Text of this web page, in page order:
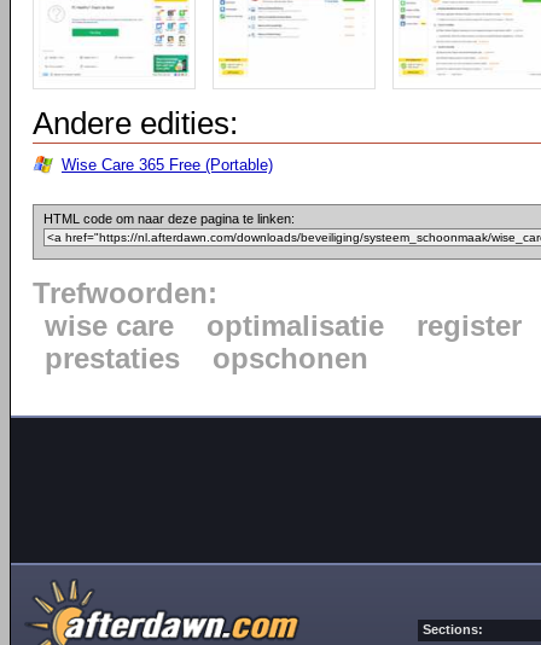
Andere edities:
Wise Care 365 Free (Portable)
HTML code om naar deze pagina te linken:
Trefwoorden:
wise care
optimalisatie
register
prestaties
opschonen
Sections: